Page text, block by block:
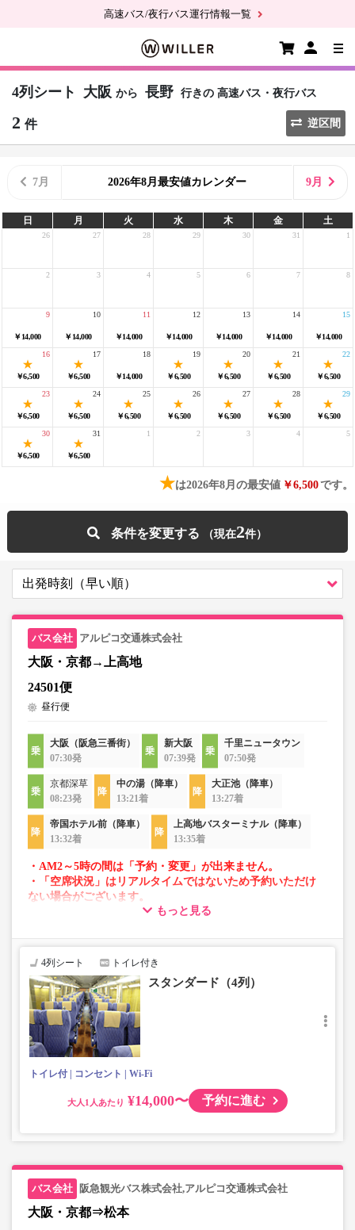
高速バス/夜行バス運行情報一覧
4列シート 大阪 から 長野 行きの 高速バス・夜行バス
2 件 逆区間
7月 2026年8月最安値カレンダー 9月
日 月 火 水 木 金 土
26 27 28 29 30 31 1
2 3 4 5 6 7 8
￥14,000
9
￥14,000
10
￥14,000
11
￥14,000
12
￥14,000
13
￥14,000
14
￥14,000
15
￥6,500
16
￥6,500
17
￥14,000
18
￥6,500
19
￥6,500
20
￥6,500
21
￥6,500
22
￥6,500
23
￥6,500
24
￥6,500
25
￥6,500
26
￥6,500
27
￥6,500
28
￥6,500
29
￥6,500
30
￥6,500
31 1 2 3 4 5
★は2026年8月の最安値 ￥6,500です。
条件を変更する 2
アルピコ交通株式会社
大阪・京都→上高地
24501便
昼行便
大阪（阪急三番街）
07:30発
新大阪
07:39発
千里ニュータウン
07:50発
京都深草
08:23発
中の湯（降車）
13:21着
大正池（降車）
13:27着
帝国ホテル前（降車）
13:32着
上高地バスターミナル（降車）
13:35着
・AM2～5時の間は「予約・変更」が出来ません。
・「空席状況」はリアルタイムではないため予約いただけ
ない場合がございます。
・車両は予告なく変更となる場合がございます。これに伴
で、あらかじめご了承ください。
もっと見る
4列シート トイレ付き
スタンダード（4列）
トイレ付 コンセント Wi-Fi
大人 ¥14,000〜 予約に進む
阪急観光バス株式会社,アルピコ交通株式会社
大阪・京都⇒松本